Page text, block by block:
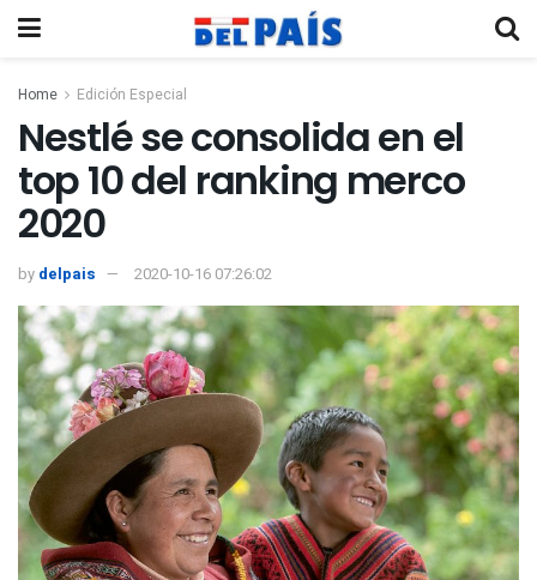
Home Edición Especial
Nestlé se consolida en el
top 10 del ranking merco
2020
by delpais 2020-10-16 07:26:02